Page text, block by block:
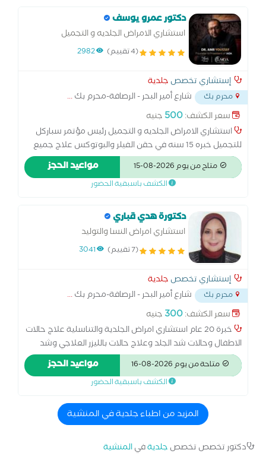
الجلدية. مدير برنامج الإقامة الجلدية في مستشفى الملك فهد
الطبية، ومسؤول عن تدريب الأطباء المقيمين. عضو هيئة تدريب
في لجنة البورد السعودي للأمراض الجلدية (الهيئة السعودية
للتخصصات الصحية). عضو فاعل في الجمعيات العلمية الدولية:
لجراحة الجلد الأكاديمية الأوروبية للأمراض الجلدية والتناسلية
الجمعية السعودية لأمراض وجراحة الجلد الجمعية الدولية
لجراحة الجلد تشخيص وعلاج حالات الضعف الجنسي (ضعف
الانتصاب، انخفاض الرغبة الجنسية) علاج مشكلة سرعة أو تأخر
القذف دعم حالات العقم الذكري وضعف الخصوبة مشكلة
انحناء أو إعوجاج القضيب
دكتور عمرو يوسف
استشاري الامراض الجلديه و التجميل
(4 تقييم) 2982
إستشاري تخصص جلدية
محرم بك شارع أمير البحر - الرصافة-محرم بك...
سعر الكشف:500 جنيه
استشاري الامراض الجلديه و التجميل رئيس مؤتمر سباركل
للتجميل خبره 15 سنه في حقن الفيلر والبوتوكس علاج جميع
حالات الجلدية علاج وشد الحل. باستخدام الحقن وأحدث اجهزة
الليزر مدير عيادات RCC ومدير عيادات سباركل
متاح من يوم 2026-08-15 مواعيد الحجز
الكشف باسبقية الحضور
دكتورة هدي قباري
استشاري امراض النسا والتوليد
(7 تقييم) 3041
إستشاري تخصص جلدية
محرم بك شارع أمير البحر - الرصافة-محرم بك...
سعر الكشف:300 جنيه
خبرة 20 عام استشاري امراض الجلدية والتناسلية علاج حالات
الاطفال وحالات شد الجلد وعلاج حالات بالليزر العلاجي وشد
الجلد وعلاج جميع الحالات ومتابعة الحالات استشاري الجلدية
والتناسلية وخبرة 20 عام
متاحة من يوم 2026-08-16 مواعيد الحجز
الكشف باسبقية الحضور
المزيد من اطباء جلدية في المنشية
دكتور تخصص تخصص جلديةفيالمنشية